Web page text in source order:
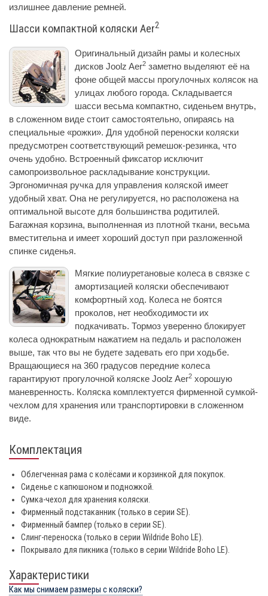
излишнее давление ремней.
Шасси компактной коляски Aer2
Оригинальный дизайн рамы и колесных
дисков Joolz Aer2 заметно выделяют её на
фоне общей массы прогулочных колясок на
улицах любого города. Складывается
шасси весьма компактно, сиденьем внутрь,
в сложенном виде стоит самостоятельно, опираясь на
специальные «рожки». Для удобной переноски коляски
предусмотрен соответствующий ремешок-резинка, что
очень удобно. Встроенный фиксатор исключит
самопроизвольное раскладывание конструкции.
Эргономичная ручка для управления коляской имеет
удобный хват. Она не регулируется, но расположена на
оптимальной высоте для большинства родитилей.
Багажная корзина, выполненная из плотной ткани, весьма
вместительна и имеет хороший доступ при разложенной
спинке сиденья.
Мягкие полиуретановые колеса в связке с
амортизацией коляски обеспечивают
комфортный ход. Колеса не боятся
проколов, нет необходимости их
подкачивать. Тормоз уверенно блокирует
колеса однократным нажатием на педаль и расположен
выше, так что вы не будете задевать его при ходьбе.
Вращающиеся на 360 градусов передние колеса
гарантируют прогулочной коляске Joolz Aer2 хорошую
маневренность. Коляска комплектуется фирменной сумкой-
чехлом для хранения или транспортировки в сложенном
виде.
Комплектация
Облегченная рама c колёсами и корзинкой для покупок.
Сиденье с капюшоном и подножкой.
Сумка-чехол для хранения коляски.
Фирменный подстаканник (только в серии SE).
Фирменный бампер (только в серии SE).
Слинг-переноска (только в серии Wildride Boho LE).
Покрывало для пикника (только в серии Wildride Boho LE).
Характеристики
Как мы снимаем размеры с коляски?